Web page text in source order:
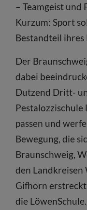
– Teamgeist und
Kurzum: Sport
Bestandteil ihres
Der
dabei
Dutzend Dritt-
passen und
Bewegung, die
Braunschweig,
den Landkreisen
Gifhorn
die